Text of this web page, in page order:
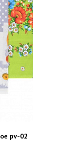
pv-02